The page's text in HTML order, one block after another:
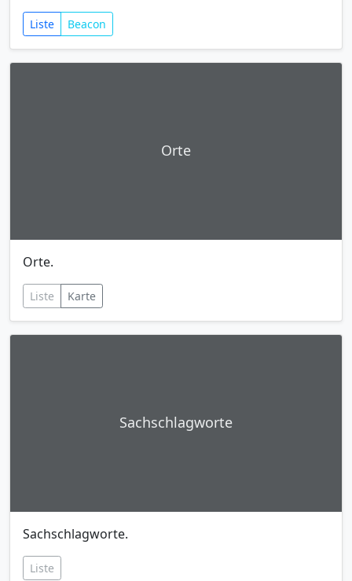
Liste Beacon
Orte
Orte.
Liste Karte
Sachschlagworte
Sachschlagworte.
Liste